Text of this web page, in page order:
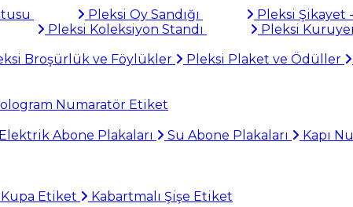
Pleksi Oy Sandığı Pleksi Şikayet
Pleksi Koleksiyon Standı Pleksi
Broşürlük ve Föylükler Pleksi Plaket ve Ödüller
Numaratör Etiket
Elektrik Abone Plakaları Su Abone Plakaları Kapı
Kupa Etiket Kabartmalı Şişe Etiket